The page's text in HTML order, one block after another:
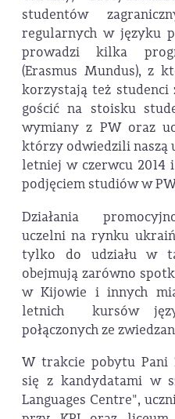
studentów
regularnych w języku
prowadzi kilka
(Erasmus Mundus), z
korzystają też studenci
gościć na stoisku
wymiany z PW oraz
którzy odwiedzili naszą
letniej w czerwcu 2014
podjęciem studiów w
Działania
uczelni na rynku
tylko do udziału w
obejmują zarówno
w Kijowie i innych
letnich kursów
połączonych ze
W trakcie pobytu Pani
się z kandydatami w
Languages Centre",